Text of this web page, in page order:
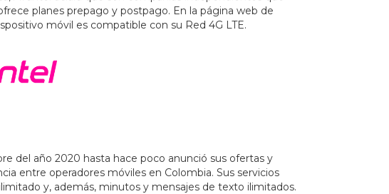
planes prepago y postpago. En la página web de
móvil es compatible con su Red 4G LTE.
del año 2020 hasta hace poco anunció sus ofertas y
entre operadores móviles en Colombia. Sus servicios
y, además, minutos y mensajes de texto ilimitados.